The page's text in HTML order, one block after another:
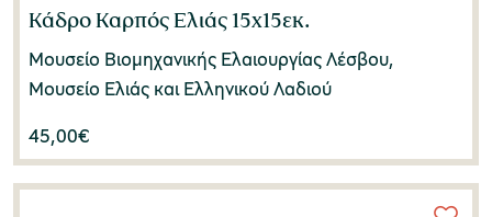
Κάδρο Καρπός Ελιάς 15x15εκ.
Μουσείο Βιομηχανικής Ελαιουργίας Λέσβου,
Μουσείο Ελιάς και Ελληνικού Λαδιού
45,00€